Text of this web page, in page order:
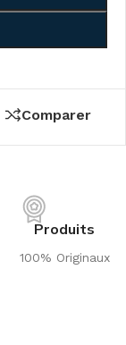
Comparer
Produits
100% Originaux